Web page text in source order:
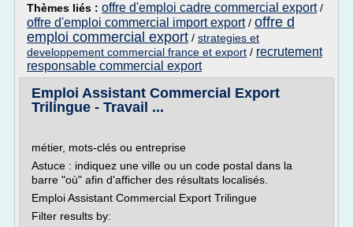
Thèmes liés : offre d'emploi cadre commercial export/
offre d'emploi commercial import export/ offre d
emploi commercial export / strategies et
developpement commercial france et export / recrutement
responsable commercial export
Emploi Assistant Commercial Export
Trilingue - Travail ...
métier, mots-clés ou entreprise
Astuce : indiquez une ville ou un code postal dans la
barre "où" afin d'afficher des résultats localisés.
Emploi Assistant Commercial Export Trilingue
Filter results by: